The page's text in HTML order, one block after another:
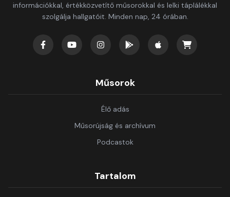
információkkal, értékközvetítő műsorokkal és lelki táplálékkal
szolgálja hallgatóit. Minden nap, 24 órában.
Műsorok
Élő adás
Műsorújság és archívum
Podcastok
Tartalom